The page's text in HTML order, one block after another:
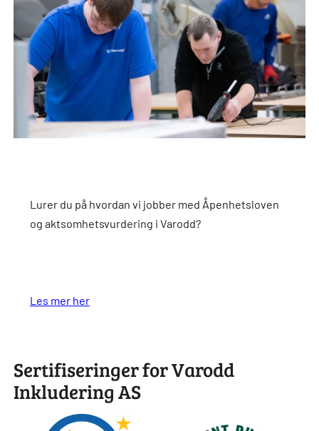
Lurer du på hvordan vi jobber med Åpenhetsloven
og aktsomhetsvurdering i Varodd?
Les mer her
Sertifiseringer for Varodd
Inkludering AS